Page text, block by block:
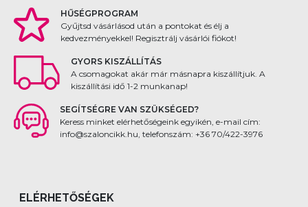
HŰSÉGPROGRAM
Gyűjtsd vásárlásod után a pontokat és élj a
kedvezményekkel! Regisztrálj vásárlói fiókot!
GYORS KISZÁLLÍTÁS
A csomagokat akár már másnapra kiszállítjuk. A
kiszállítási idő 1-2 munkanap!
SEGÍTSÉGRE VAN SZÜKSÉGED?
Keress minket elérhetőségeink egyikén, e-mail cím:
info@szaloncikk.hu, telefonszám: +36 70/422-3976
ELÉRHETŐSÉGEK